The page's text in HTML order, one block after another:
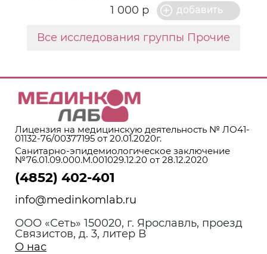
1 000 р
Все исследования группы Прочие
Лицензия на медицинскую деятельность № ЛО41-
01132-76/00377195 от 20.01.2020г.
Санитарно-эпидемиологическое заключение
№76.01.09.000.М.001029.12.20 от 28.12.2020
(4852) 402-401
info@medinkomlab.ru
ООО «Сеть» 150020, г. Ярославль, проезд
Связистов, д. 3, литер В
О нас